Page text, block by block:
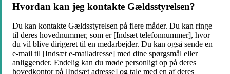
Hvordan kan jeg kontakte Gældsstyrelsen?
Du kan kontakte Gældsstyrelsen på flere måder. Du kan ringe
til deres hovednummer, som er [Indsæt telefonnummer], hvor
du vil blive dirigeret til en medarbejder. Du kan også sende en
e-mail til [Indsæt e-mailadresse] med dine spørgsmål eller
anliggender. Endelig kan du møde personligt op på deres
hovedkontor på [Indsæt adresse] og tale med en af deres